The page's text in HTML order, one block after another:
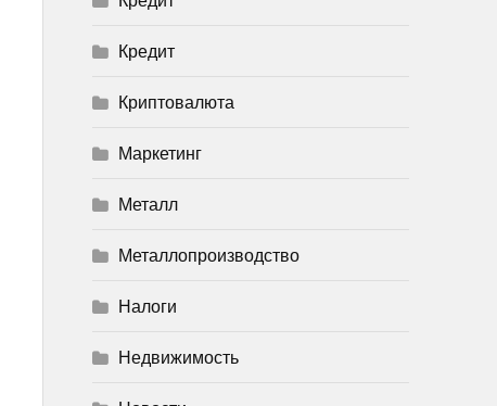
Кредит
Криптовалюта
Маркетинг
Металл
Металлопроизводство
Налоги
Недвижимость